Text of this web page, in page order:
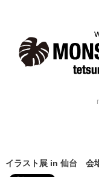
イラスト展 in 仙台 会